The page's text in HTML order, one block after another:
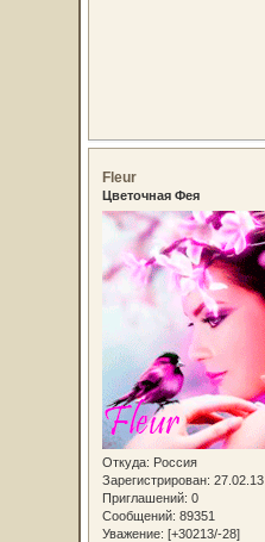
Fleur
Цветочная Фея
Откуда: Россия
Зарегистрирован: 27.02.13
Приглашений: 0
Сообщений: 89351
Уважение: [+30213/-28]